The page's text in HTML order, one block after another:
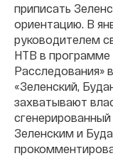
приписать
ориентацию. В
руководителем
НТВ в программе
Расследования»
«Зеленский,
захватывают
Зеленским и